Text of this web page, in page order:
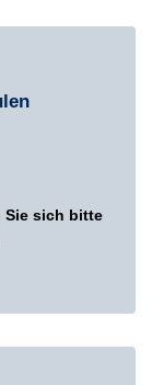
Sie sich bitte